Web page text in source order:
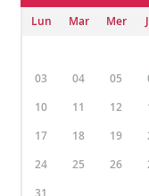
Lun Mar Mer
03
04 05
10
11 12
17
18 19
24
25 26